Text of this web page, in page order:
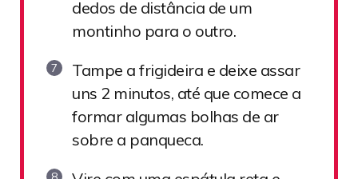
dedos de distância de um
montinho para o outro.
Tampe a frigideira e deixe assar
uns 2 minutos, até que comece a
formar algumas bolhas de ar
sobre a panqueca.